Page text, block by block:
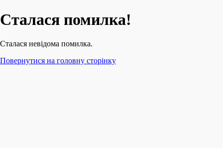
Сталася помилка!
Сталася невідома помилка.
Повернутися на головну сторінку